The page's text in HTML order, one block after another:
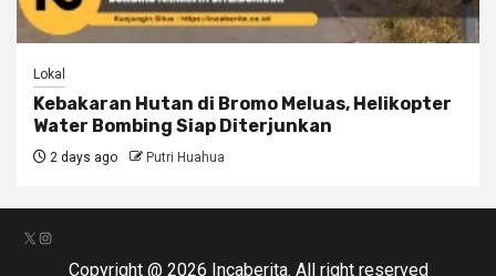
Lokal
Kebakaran Hutan di Bromo Meluas, Helikopter
Water Bombing Siap Diterjunkan
2 days ago Putri Huahua
X Instagram
Copyright @ 2026 Incaberita. All right reserved